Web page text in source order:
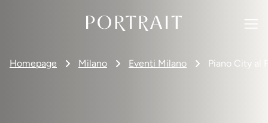
Homepage Milano Eventi Milano Piano City al